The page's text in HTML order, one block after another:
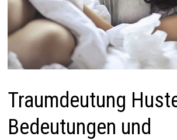
Traumdeutung
Bedeutungen und